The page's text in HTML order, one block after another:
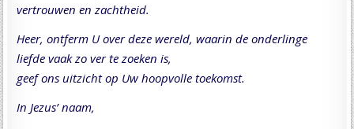
vertrouwen en zachtheid.
Heer, ontferm U over deze wereld, waarin de onderlinge
liefde vaak zo ver te zoeken is,
geef ons uitzicht op Uw hoopvolle toekomst.
In Jezus’ naam,